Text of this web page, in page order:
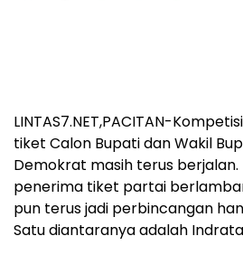
LINTAS7.NET,PACITAN-
tiket Calon Bupati dan Wakil
Demokrat masih terus
penerima tiket partai
pun terus jadi perbincangan
Satu diantaranya adalah Indrata